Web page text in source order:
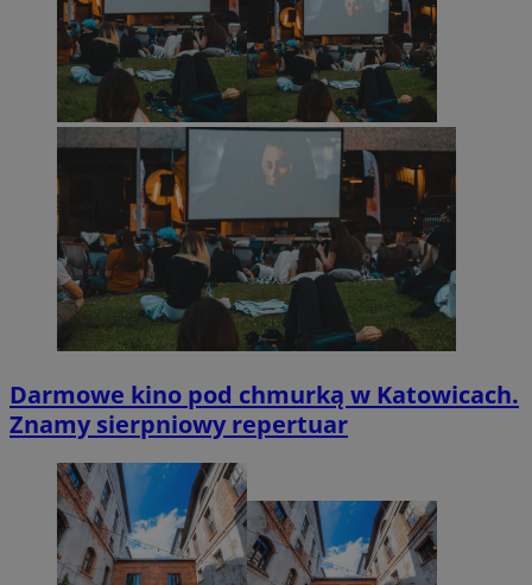
Darmowe kino pod chmurką w Katowicach.
Znamy sierpniowy repertuar